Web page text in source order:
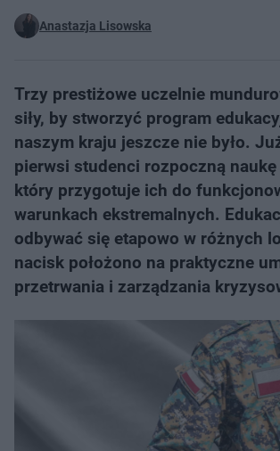
Anastazja Lisowska
Trzy prestiżowe uczelnie
siły, by stworzyć program
naszym kraju jeszcze nie było.
pierwsi studenci rozpoczną
który przygotuje ich do
warunkach ekstremalnych.
odbywać się etapowo w różnych
nacisk położono na praktyczne
przetrwania i zarządzania